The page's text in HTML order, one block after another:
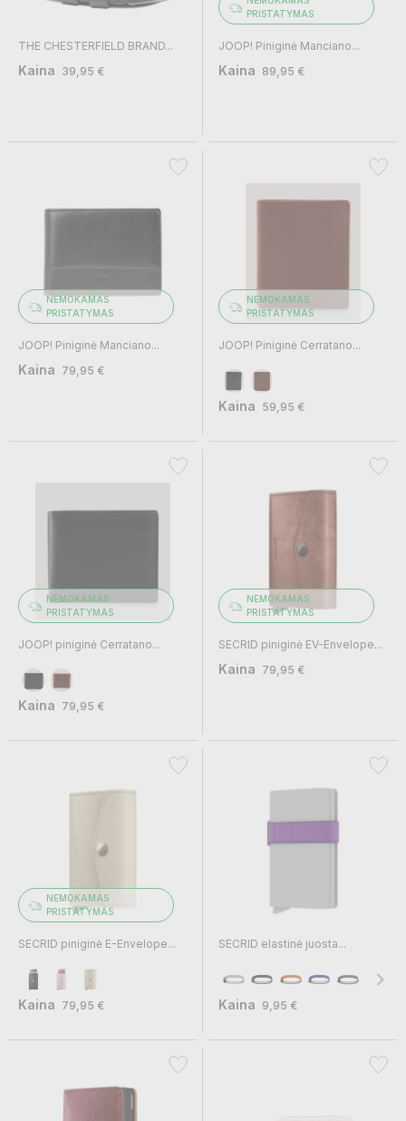
THE CHESTERFIELD BRAND...
Kaina 39,95 €
PRISTATYMAS
JOOP! Piniginė Manciano...
Kaina 89,95 €
NEMOKAMAS
PRISTATYMAS
JOOP! Piniginė Manciano...
Kaina 79,95 €
NEMOKAMAS
PRISTATYMAS
JOOP! Piniginė Cerratano...
Kaina 59,95 €
NEMOKAMAS
PRISTATYMAS
JOOP! piniginė Cerratano...
Kaina 79,95 €
NEMOKAMAS
PRISTATYMAS
SECRID piniginė EV-Envelope...
Kaina 79,95 €
NEMOKAMAS
PRISTATYMAS
SECRID piniginė E-Envelope...
Kaina 79,95 €
SECRID elastinė juosta...
Kaina 9,95 €